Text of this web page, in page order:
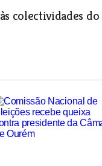
colectividades do